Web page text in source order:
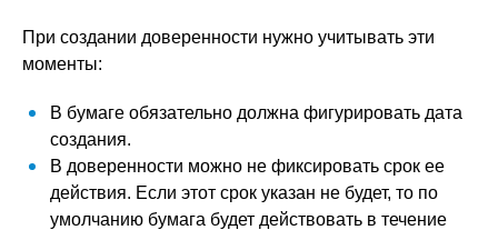
При создании доверенности нужно учитывать эти
моменты:
В бумаге обязательно должна фигурировать дата
создания.
В доверенности можно не фиксировать срок ее
действия. Если этот срок указан не будет, то по
умолчанию бумага будет действовать в течение